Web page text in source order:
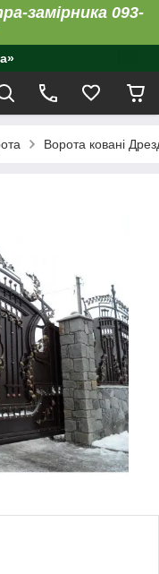
замірника 093-
Ворота ковані